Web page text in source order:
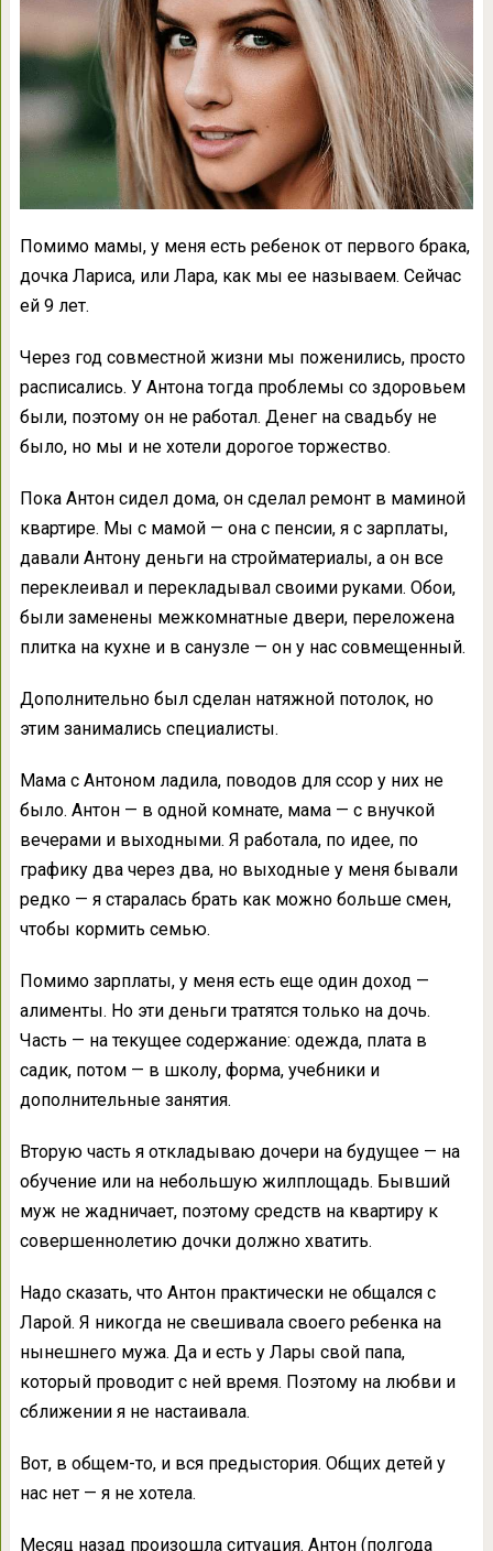
Помимо мамы, у меня есть ребенок от первого брака,
дочка Лариса, или Лара, как мы ее называем. Сейчас
ей 9 лет.
Через год совместной жизни мы поженились, просто
расписались. У Антона тогда проблемы со здоровьем
были, поэтому он не работал. Денег на свадьбу не
было, но мы и не хотели дорогое торжество.
Пока Антон сидел дома, он сделал ремонт в маминой
квартире. Мы с мамой — она с пенсии, я с зарплаты,
давали Антону деньги на стройматериалы, а он все
переклеивал и перекладывал своими руками. Обои,
были заменены межкомнатные двери, переложена
плитка на кухне и в санузле — он у нас совмещенный.
Дополнительно был сделан натяжной потолок, но
этим занимались специалисты.
Мама с Антоном ладила, поводов для ссор у них не
было. Антон — в одной комнате, мама — с внучкой
вечерами и выходными. Я работала, по идее, по
графику два через два, но выходные у меня бывали
редко — я старалась брать как можно больше смен,
чтобы кормить семью.
Помимо зарплаты, у меня есть еще один доход —
алименты. Но эти деньги тратятся только на дочь.
Часть — на текущее содержание: одежда, плата в
садик, потом — в школу, форма, учебники и
дополнительные занятия.
Вторую часть я откладываю дочери на будущее — на
обучение или на небольшую жилплощадь. Бывший
муж не жадничает, поэтому средств на квартиру к
совершеннолетию дочки должно хватить.
Надо сказать, что Антон практически не общался с
Ларой. Я никогда не свешивала своего ребенка на
нынешнего мужа. Да и есть у Лары свой папа,
который проводит с ней время. Поэтому на любви и
сближении я не настаивала.
Вот, в общем-то, и вся предыстория. Общих детей у
нас нет — я не хотела.
Месяц назад произошла ситуация. Антон (полгода